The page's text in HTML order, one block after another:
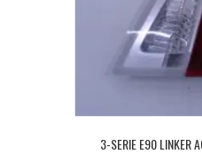
3-SERIE E90 LINKER